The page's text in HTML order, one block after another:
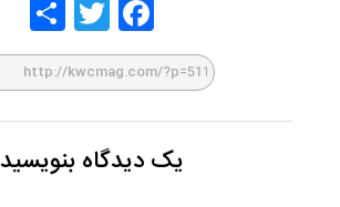
Face
Twitt
یک دیدگاه بنویسید